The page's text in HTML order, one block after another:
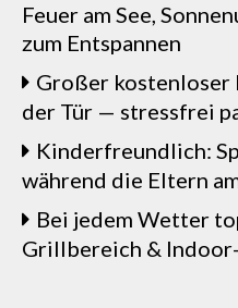
Feuer am See,
zum Entspannen
Großer
der Tür — stressfrei
Kinderfreundlich:
während die Eltern
Bei jedem Wetter
Grillbereich &